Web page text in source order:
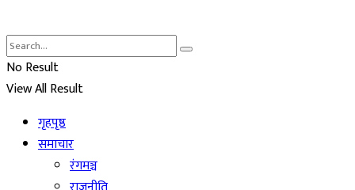
No Result
View All Result
गृहपृष्ठ
समाचार
रंगमञ्च